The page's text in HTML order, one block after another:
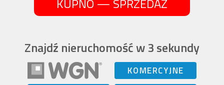
Znajdź nieruchomość w 3 sekundy
KOMERCYJNE